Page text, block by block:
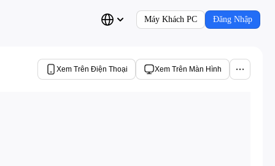
Máy Khách PC Đăng Nhập
Xem Trên Điện Thoại Xem Trên Màn Hình